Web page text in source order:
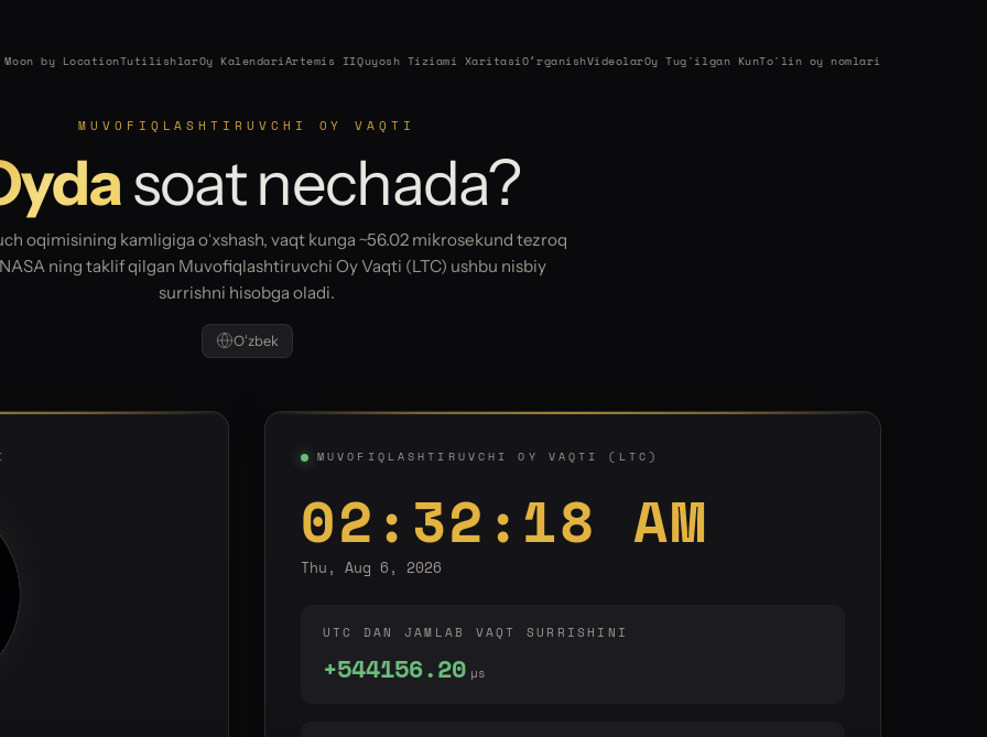
Moon by LocationTutilishlarOy KalendariArtemis IIQuyosh Tiziami XaritasiOʻrganishVideolarOy Tug'ilgan KunTo'lin oy nomlari
MUVOFIQLASHTIRUVCHI OY VAQTI
soat nechada?
oqimisining kamligiga oʻxshash, vaqt kunga ~56.02 mikrosekund tezroq
ning taklif qilgan Muvofiqlashtiruvchi Oy Vaqti (LTC) ushbu nisbiy
surrishni hisobga oladi.
Oʻzbek
MUVOFIQLASHTIRUVCHI OY VAQTI (LTC)
02:32:19 AM
Thu, Aug 6, 2026
UTC DAN JAMLAB VAQT SURRISHINI
+544156.20 µs